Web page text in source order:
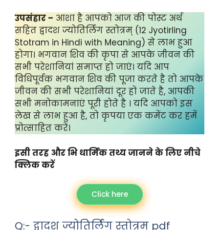
उपसंहार – आशा है आपको आज की पोस्ट अर्थ
सहित द्वादश ज्योतिर्लिंग स्तोत्रम् (12 Jyotirling
Stotram in Hindi with Meaning) से लाभ हुआ
होगा। भगवान शिव की कृपा से आपके जीवन की
सभी परेशानियां समाप्त हो जाएं। यदि आप
विधिपूर्वक भगवान शिव की पूजा करते है तो आपके
जीवन की सभी परेशानियां दूर हो जाते है, आपकी
सभी मनोकामनाएं पूरी होते है । यदि आपको इस
लेख से लाभ हुआ है, तो कृपया एक कमेंट कर हमें
प्रोत्साहित करें।
इसी तरह और भि धार्मिक तथ्य जानने के लिए नीचे
क्लिक करें
Click here
Q:- द्वादश ज्योतिर्लिंग स्तोत्रम् pdf